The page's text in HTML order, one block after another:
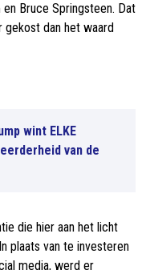
Bruce Springsteen. Dat
dan het waard
wint ELKE
van de
die hier aan het licht
plaats van te investeren
media, werd er